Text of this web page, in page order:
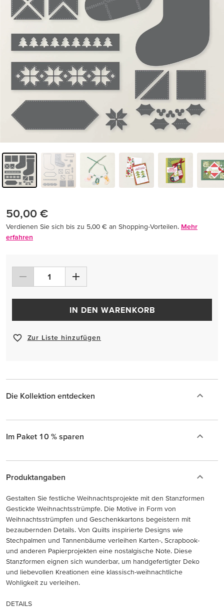
50,00 €
Verdienen Sie sich bis zu 5,00 € an Shopping-Vorteilen. Mehr
erfahren
IN DEN WARENKORB
Zur Liste hinzufügen
Die Kollektion entdecken
Im Paket 10 % sparen
Produktangaben
Gestalten Sie festliche Weihnachtsprojekte mit den Stanzformen
Gestickte Weihnachtsstrümpfe. Die Motive in Form von
Weihnachtsstrümpfen und Geschenkkartons begeistern mit
bezaubernden Details. Von Quilts inspirierte Designs wie
Stechpalmen und Tannenbäume verleihen Karten-, Scrapbook-
und anderen Papierprojekten eine nostalgische Note. Diese
Stanzformen eignen sich wunderbar, um handgefertigter Deko
und liebevollen Kreationen eine klassisch-weihnachtliche
Wohligkeit zu verleihen.
DETAILS